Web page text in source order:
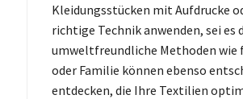
Kleidungsstücken mit Aufdrucke
richtige Technik anwenden, sei es
umweltfreundliche Methoden wie
oder Familie können ebenso
entdecken, die Ihre Textilien